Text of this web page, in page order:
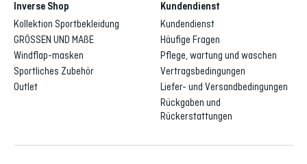
Inverse Shop
Kollektion Sportbekleidung
GRÖSSEN UND MAßE
Windflap-masken
Sportliches Zubehör
Outlet
Kundendienst
Kundendienst
Häufige Fragen
Pflege, wartung und waschen
Vertragsbedingungen
Liefer- und Versandbedingungen
Rückgaben und
Rückerstattungen